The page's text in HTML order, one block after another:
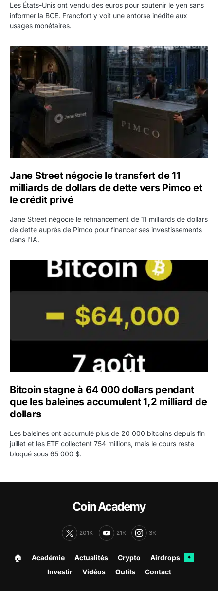
Les États-Unis ont vendu des euros pour soutenir le yen sans
informer la BCE. Francfort y voit une entorse inédite aux
usages monétaires.
Jane Street négocie le transfert de 11 milliards de
Jane Street négocie le transfert de 11
milliards de dollars de dette vers Pimco et
le crédit privé
Jane Street négocie le refinancement de 11 milliards de dollars
de dette auprès de Pimco pour financer ses investissements
dans l'IA.
Bitcoin stagne à 64 000 dollars pendant que les
Bitcoin stagne à 64 000 dollars pendant
que les baleines accumulent 1,2 milliard de
dollars
Les baleines ont accumulé plus de 20 000 bitcoins depuis fin
juillet et les ETF collectent 754 millions, mais le cours reste
bloqué sous 65 000 $.
Coin Academy
201K 21K 3K
🏠︎ Académie Actualités Crypto Airdrops ✦
Investir Vidéos Outils Contact